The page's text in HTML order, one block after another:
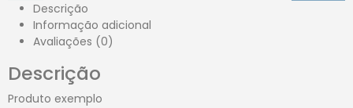
Descrição
Informação adicional
Avaliações (0)
Descrição
Produto exemplo